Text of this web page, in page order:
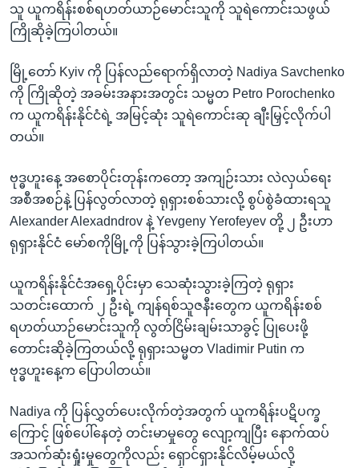
ရန်
နေရာ
ကျော်
ရန်
သူ ယူကရိန်းစစ်ရဟတ်ယာဉ်မောင်းသူကို သူရဲကောင်းသဖွယ်
ကြိုဆိုခဲ့ကြပါတယ်။
မြို့တော် Kyiv ကို ပြန်လည်ရောက်ရှိလာတဲ့ Nadiya Savchenko
ကို ကြိုဆိုတဲ့ အခမ်းအနားအတွင်း သမ္မတ Petro Porochenko
က ယူကရိန်းနိုင်ငံရဲ့ အမြင့်ဆုံး သူရဲကောင်းဆု ချီးမြှင့်လိုက်ပါ
တယ်။
ဗုဒ္ဓဟူးနေ့ အစောပိုင်းတုန်းကတော့ အကျဉ်းသား လဲလှယ်ရေး
အစီအစဉ်နဲ့ ပြန်လွတ်လာတဲ့ ရုရှားစစ်သားလို့ စွပ်စွဲခံထားရသူ
Alexander Alexadndrov နဲ့ Yevgeny Yerofeyev တို့ ၂ ဦးဟာ
ရုရှားနိုင်ငံ မော်စကိုမြို့ကို ပြန်သွားခဲ့ကြပါတယ်။
ယူကရိန်းနိုင်ငံအရှေ့ပိုင်းမှာ သေဆုံးသွားခဲ့ကြတဲ့ ရုရှား
သတင်းထောက် ၂ ဦးရဲ့ ကျန်ရစ်သူဇနီးတွေက ယူကရိန်းစစ်
ရဟတ်ယာဉ်မောင်းသူကို လွတ်ငြိမ်းချမ်းသာခွင့် ပြုပေးဖို့
တောင်းဆိုခဲ့ကြတယ်လို့ ရုရှားသမ္မတ Vladimir Putin က
ဗုဒ္ဓဟူးနေ့က ပြောပါတယ်။
Nadiya ကို ပြန်လွှတ်ပေးလိုက်တဲ့အတွက် ယူကရိန်းပဋိပက္ခ
ကြောင့် ဖြစ်ပေါ်နေတဲ့ တင်းမာမှုတွေ လျော့ကျပြီး နောက်ထပ်
အသက်ဆုံးရှုံးမှုတွေကိုလည်း ရှောင်ရှားနိုင်လိမ့်မယ်လို့